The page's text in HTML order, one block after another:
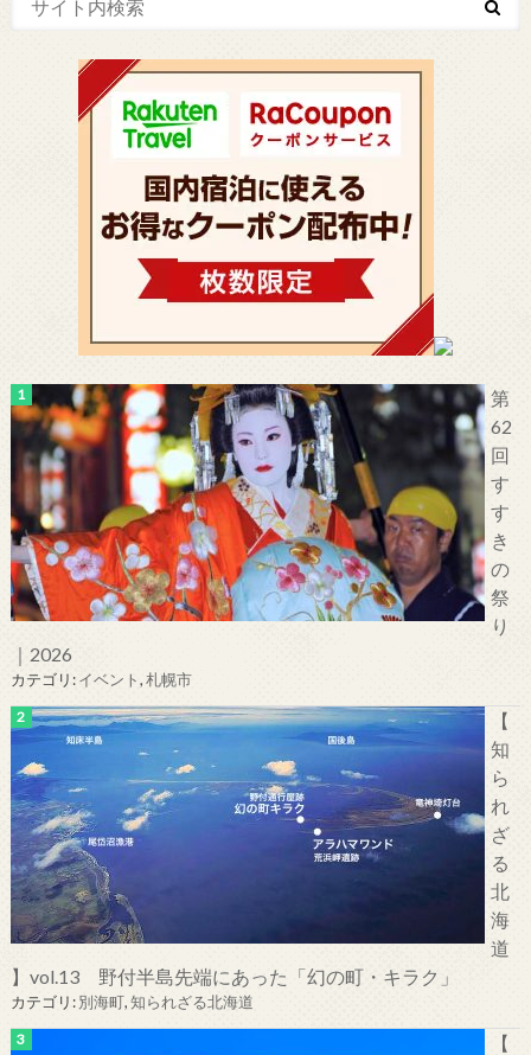
第
62
回
す
す
き
の
祭
り
｜2026
カテゴリ:イベント,札幌市
【
知
ら
れ
ざ
る
北
海
道
】vol.13 野付半島先端にあった「幻の町・キラク」
カテゴリ:別海町,知られざる北海道
【